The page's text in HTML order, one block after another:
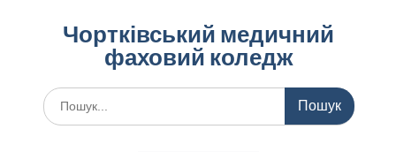
Чортківський медичний
фаховий коледж
Шукати: